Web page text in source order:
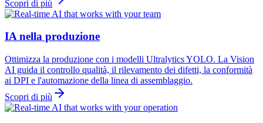
Scopri di più
IA nella produzione
Ottimizza la produzione con i modelli Ultralytics YOLO. La Vision
AI guida il controllo qualità, il rilevamento dei difetti, la conformità
ai DPI e l'automazione della linea di assemblaggio.
Scopri di più